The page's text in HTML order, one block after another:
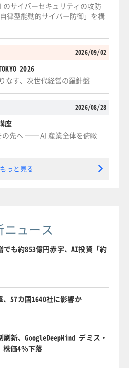
のサイバーセキュリティの攻防
律型能動的サイバー防御」を構
2026/09/02
2026
なす、次世代経営の羅針盤
2026/08/28
座
の先へ ── AI 産業全体を俯瞰
もっと見る
ニュース
でも約853億円赤字、AI投資「約
57カ国1640社に影響か
新、GoogleDeepMind デミス・
株価4％下落